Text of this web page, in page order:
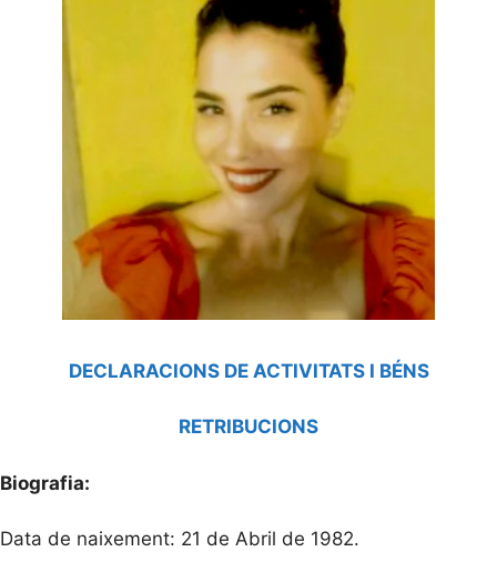
DECLARACIONS DE ACTIVITATS I BÉNS
RETRIBUCIONS
Biografia:
Data de naixement: 21 de Abril de 1982.